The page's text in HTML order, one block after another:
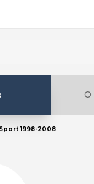
О
1998-2008